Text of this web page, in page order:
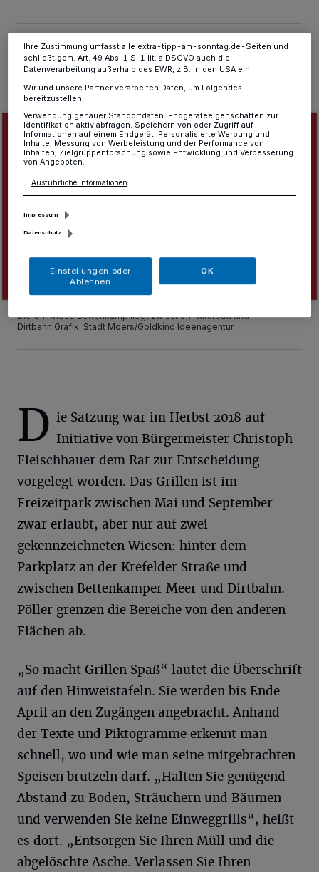
25.04.2019 , 14:58 Uhr 2 Minuten Lesezeit
Die Grillwiese Bettenkamp liegt zwischen Naturbad und
Dirtbahn.Grafik: Stadt Moers/Goldkind Ideenagentur
D ie Satzung war im Herbst 2018 auf
Initiative von Bürgermeister Christoph
Fleischhauer dem Rat zur Entscheidung
vorgelegt worden. Das Grillen ist im
Freizeitpark zwischen Mai und September
zwar erlaubt, aber nur auf zwei
gekennzeichneten Wiesen: hinter dem
Parkplatz an der Krefelder Straße und
zwischen Bettenkamper Meer und Dirtbahn.
Pöller grenzen die Bereiche von den anderen
Flächen ab.
„So macht Grillen Spaß“ lautet die Überschrift
auf den Hinweistafeln. Sie werden bis Ende
April an den Zugängen angebracht. Anhand
der Texte und Piktogramme erkennt man
schnell, wo und wie man seine mitgebrachten
Speisen brutzeln darf. „Halten Sie genügend
Abstand zu Boden, Sträuchern und Bäumen
und verwenden Sie keine Einweggrills“, heißt
es dort. „Entsorgen Sie Ihren Müll und die
abgelöschte Asche. Verlassen Sie Ihren
Ihre Zustimmung umfasst alle extra-tipp-am-sonntag.de-Seiten und
schließt gem. Art. 49 Abs. 1 S. 1 lit. a DSGVO auch die
Datenverarbeitung außerhalb des EWR, z.B. in den USA ein.
Wir und unsere Partner verarbeiten Daten, um Folgendes
bereitzustellen:
Verwendung genauer Standortdaten. Endgeräteeigenschaften zur
Identifikation aktiv abfragen. Speichern von oder Zugriff auf
Informationen auf einem Endgerät. Personalisierte Werbung und
Inhalte, Messung von Werbeleistung und der Performance von
Inhalten, Zielgruppenforschung sowie Entwicklung und Verbesserung
von Angeboten.
Ausführliche Informationen
Impressum
Datenschutz
Einstellungen oder
Ablehnen
OK